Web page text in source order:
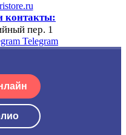
контакты:
пер. 1
Telegram